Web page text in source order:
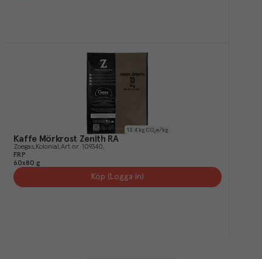
13.4 kg CO₂e/kg
Kaffe Mörkrost Zenith RA
Zoegas Kolonial Art.nr. 109340
FRP
60x80 g
Köp (Logga in)